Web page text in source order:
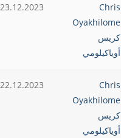
Chris
Oyakhilome
كريس
أوياكيلومي
23.12.2023
Chris
Oyakhilome
كريس
أوياكيلومي
22.12.2023